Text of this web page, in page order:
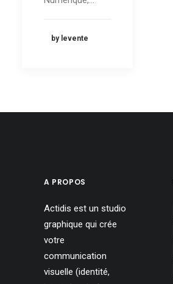
by levente
A PROPOS
Actidis est un studio
graphique qui crée
votre
communication
visuelle (identité,